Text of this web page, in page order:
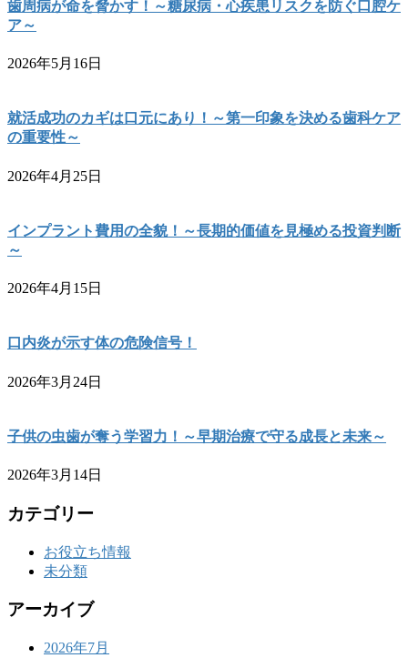
歯周病が命を脅かす！～糖尿病・心疾患リスクを防ぐ口腔ケ
ア～
2026年5月16日
就活成功のカギは口元にあり！～第一印象を決める歯科ケア
の重要性～
2026年4月25日
インプラント費用の全貌！～長期的価値を見極める投資判断
～
2026年4月15日
口内炎が示す体の危険信号！
2026年3月24日
子供の虫歯が奪う学習力！～早期治療で守る成長と未来～
2026年3月14日
カテゴリー
お役立ち情報
未分類
アーカイブ
2026年7月